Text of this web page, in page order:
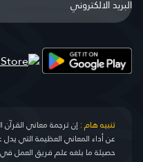
تنبيه هام :إن ترجمة معاني
عن أداء المعاني العظيمة التي
حصيلة ما بلغه علم فريق العمل في